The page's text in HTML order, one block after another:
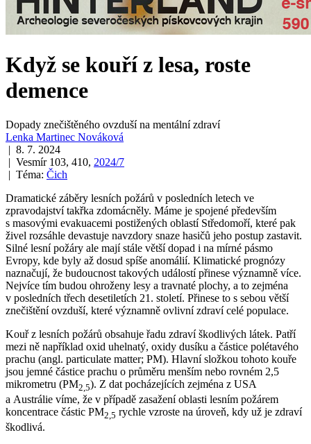
Když se kouří z lesa, roste
demence
Dopady znečištěného ovzduší na mentální zdraví
Lenka Martinec Nováková
| 8. 7. 2024
| Vesmír 103, 410, 2024/7
| Téma: Čich
Dramatické záběry lesních požárů v posledních letech ve
zpravodajství takřka zdomácněly. Máme je spojené především
s masovými evakuacemi postižených oblastí Středomoří, které pak
živel rozsáhle devastuje navzdory snaze hasičů jeho postup zastavit.
Silné lesní požáry ale mají stále větší dopad i na mírné pásmo
Evropy, kde byly až dosud spíše anomálií. Klimatické prognózy
naznačují, že budoucnost takových událostí přinese významně více.
Nejvíce tím budou ohroženy lesy a travnaté plochy, a to zejména
v posledních třech desetiletích 21. století. Přinese to s sebou větší
znečištění ovzduší, které významně ovlivní zdraví celé populace.
Kouř z lesních požárů obsahuje řadu zdraví škodlivých látek. Patří
mezi ně například oxid uhelnatý, oxidy dusíku a částice polétavého
prachu (angl. particulate matter; PM). Hlavní složkou tohoto kouře
jsou jemné částice prachu o průměru menším nebo rovném 2,5
mikrometru (PM2,5). Z dat pocházejících zejména z USA
a Austrálie víme, že v případě zasažení oblasti lesním požárem
koncentrace částic PM2,5 rychle vzroste na úroveň, kdy už je zdraví
škodlivá.